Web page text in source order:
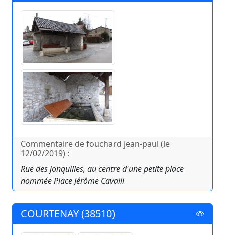
Commentaire de fouchard jean-paul (le
12/02/2019) :
Rue des jonquilles, au centre d'une petite place
nommée Place Jérôme Cavalli
COURTENAY (38510)